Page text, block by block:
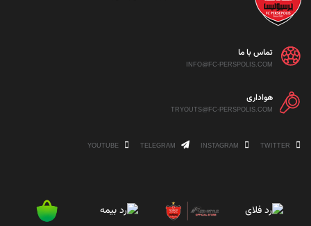
تماس با ما
INFO@FC-PERSPOLIS.COM
هواداری
TRYOUTS@FC-PERSPOLIS.COM